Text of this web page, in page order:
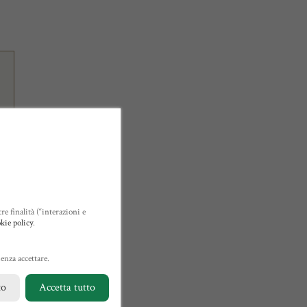
finalità (“interazioni e
policy.
accettare.
Accetta tutto